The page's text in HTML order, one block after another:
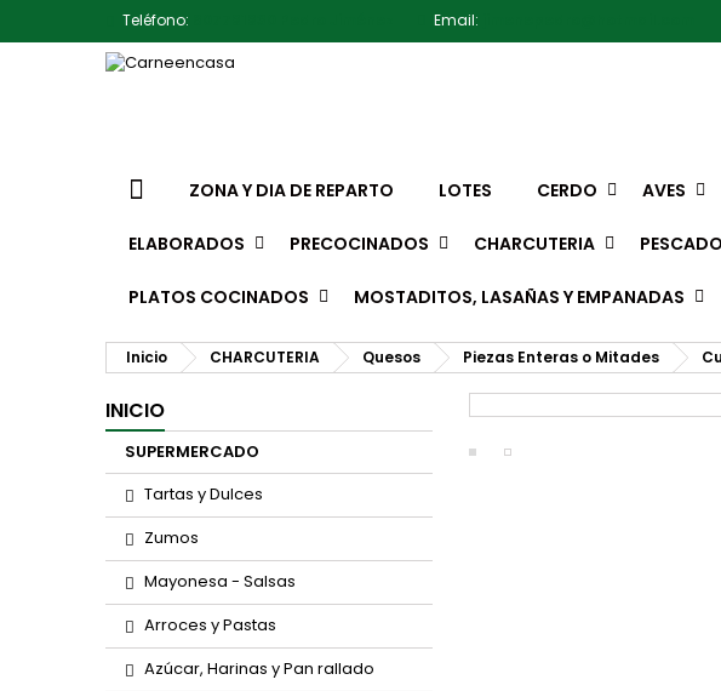
Teléfono: Email:
ZONA Y DIA DE REPARTO LOTES CERDO AVES
ELABORADOS PRECOCINADOS CHARCUTERIA PESCADO
PLATOS COCINADOS MOSTADITOS, LASAÑAS Y EMPANADAS
Inicio CHARCUTERIA Quesos Piezas Enteras o Mitades
INICIO
SUPERMERCADO
Tartas y Dulces
Zumos
Mayonesa - Salsas
Arroces y Pastas
Azúcar, Harinas y Pan rallado